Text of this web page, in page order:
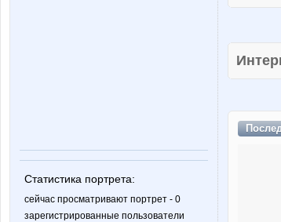
Статистика портрета:
сейчас просматривают портрет - 0
зарегистрированные пользователи